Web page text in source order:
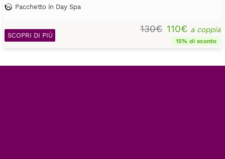
Pacchetto in Day Spa
130€ 110€ a coppia
15% di sconto
SCOPRI DI PIÙ